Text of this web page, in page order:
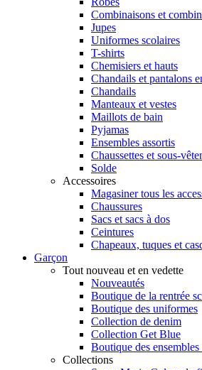
Combinaisons et
Jupes
Uniformes scolaires
T-shirts
Chemisiers et hauts
Chandails et pantalons
Chandails
Manteaux et vestes
Maillots de bain
Pyjamas
Ensembles assortis
Chaussettes et sous-
Solde
Accessoires
Magasiner tous les
Chaussures
Sacs et sacs à dos
Ceintures
Chapeaux, tuques et
Garçon
Tout nouveau et en vedette
Nouveautés
Boutique de la rentrée
Boutique des uniformes
Collection de denim
Collection Get Blue
Boutique des ensembles
Collections